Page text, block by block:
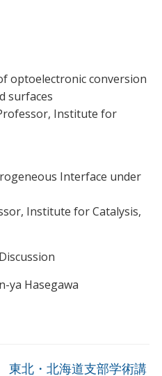
optoelectronic conversion
surfaces
Institute for
Interface under
Institute for Catalysis,
ya Hasegawa
東北・北海道支部学術講